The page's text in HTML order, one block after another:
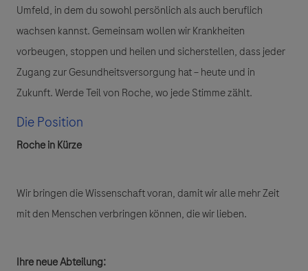
Umfeld, in dem du sowohl persönlich als auch beruflich
wachsen kannst. Gemeinsam wollen wir Krankheiten
vorbeugen, stoppen und heilen und sicherstellen, dass jeder
Zugang zur Gesundheitsversorgung hat – heute und in
Zukunft. Werde Teil von Roche, wo jede Stimme zählt.
Die Position
Roche in Kürze
Wir bringen die Wissenschaft voran, damit wir alle mehr Zeit
mit den Menschen verbringen können, die wir lieben.
Ihre neue Abteilung: